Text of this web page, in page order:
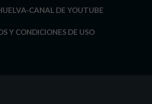
CANAL DE YOUTUBE
Y CONDICIONES DE USO